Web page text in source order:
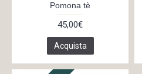
Pomona tè
45,00€
Acquista